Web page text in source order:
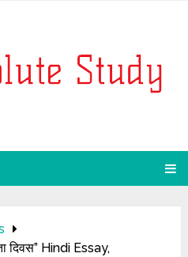
दिवस” Hindi Essay,